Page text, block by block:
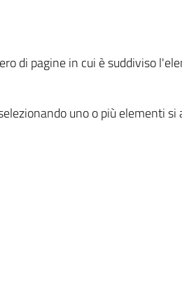
di pagine in cui è suddiviso
uno o più elementi si